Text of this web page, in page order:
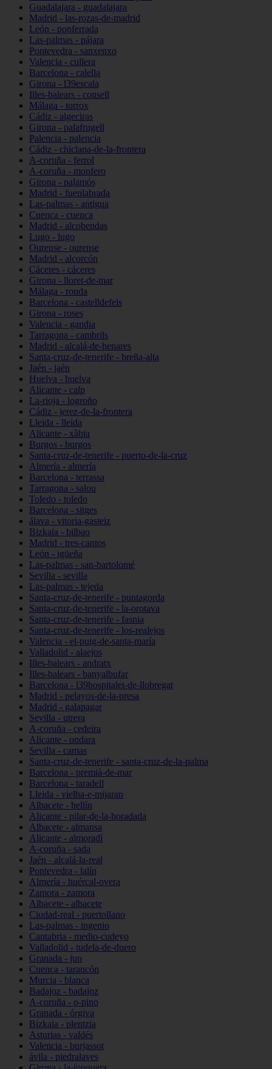
Guadalajara - guadalajara
Madrid - las-rozas-de-madrid
León - ponferrada
Las-palmas - pájara
Pontevedra - sanxenxo
Valencia - cullera
Barcelona - calella
Girona - l39escala
Illes-balears - consell
Málaga - torrox
Cádiz - algeciras
Girona - palafrugell
Palencia - palencia
Cádiz - chiclana-de-la-frontera
A-coruña - ferrol
A-coruña - monfero
Girona - palamós
Madrid - fuenlabrada
Las-palmas - antigua
Cuenca - cuenca
Madrid - alcobendas
Lugo - lugo
Ourense - ourense
Madrid - alcorcón
Cáceres - cáceres
Girona - lloret-de-mar
Málaga - ronda
Barcelona - castelldefels
Girona - roses
Valencia - gandia
Tarragona - cambrils
Madrid - alcalá-de-henares
Santa-cruz-de-tenerife - breña-alta
Jaén - jaén
Huelva - huelva
Alicante - calp
La-rioja - logroño
Cádiz - jerez-de-la-frontera
Lleida - lleida
Alicante - xàbia
Burgos - burgos
Santa-cruz-de-tenerife - puerto-de-la-cruz
Almería - almería
Barcelona - terrassa
Tarragona - salou
Toledo - toledo
Barcelona - sitges
álava - vitoria-gasteiz
Bizkaia - bilbao
Madrid - tres-cantos
León - igüeña
Las-palmas - san-bartolomé
Sevilla - sevilla
Las-palmas - tejeda
Santa-cruz-de-tenerife - puntagorda
Santa-cruz-de-tenerife - la-orotava
Santa-cruz-de-tenerife - fasnia
Santa-cruz-de-tenerife - los-realejos
Valencia - el-puig-de-santa-maría
Valladolid - alaejos
Illes-balears - andratx
Illes-balears - banyalbufar
Barcelona - l39hospitalet-de-llobregat
Madrid - pelayos-de-la-presa
Madrid - galapagar
Sevilla - utrera
A-coruña - cedeira
Alicante - ondara
Sevilla - camas
Santa-cruz-de-tenerife - santa-cruz-de-la-palma
Barcelona - premià-de-mar
Barcelona - taradell
Lleida - vielha-e-mijaran
Albacete - hellín
Alicante - pilar-de-la-horadada
Albacete - almansa
Alicante - almoradí
A-coruña - sada
Jaén - alcalá-la-real
Pontevedra - lalín
Almería - huércal-overa
Zamora - zamora
Albacete - albacete
Ciudad-real - puertollano
Las-palmas - ingenio
Cantabria - medio-cudeyo
Valladolid - tudela-de-duero
Granada - jun
Cuenca - tarancón
Murcia - blanca
Badajoz - badajoz
A-coruña - o-pino
Granada - órgiva
Bizkaia - plentzia
Asturias - valdés
Valencia - burjassot
ávila - piedralaves